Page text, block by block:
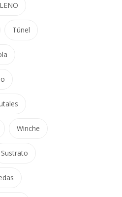
Túnel
Winche
Sustrato